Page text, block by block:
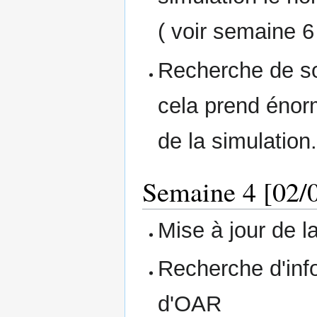
( voir semaine
Recherche de
cela prend
de la simulation.
Semaine 4
Mise à jour de
Recherche
d'OAR